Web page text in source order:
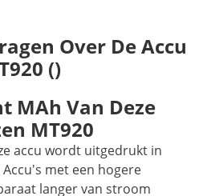
Over De Accu
()
MAh Van Deze
MT920
accu wordt uitgedrukt in
met een hogere
langer van stroom